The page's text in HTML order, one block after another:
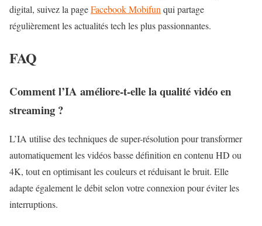
digital, suivez la pageFacebook Mobifun qui partage
régulièrement les actualités tech les plus passionnantes.
FAQ
Comment l’IA améliore-t-elle la qualité vidéo en
streaming ?
L’IA utilise des techniques de super-résolution pour transformer
automatiquement les vidéos basse définition en contenu HD ou
4K, tout en optimisant les couleurs et réduisant le bruit. Elle
adapte également le débit selon votre connexion pour éviter les
interruptions.